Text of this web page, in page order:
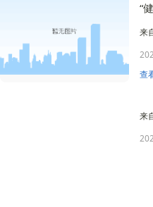
“
来
查
来